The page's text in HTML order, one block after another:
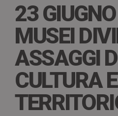
23
MUSEI
ASSAGGI
CULTURA E